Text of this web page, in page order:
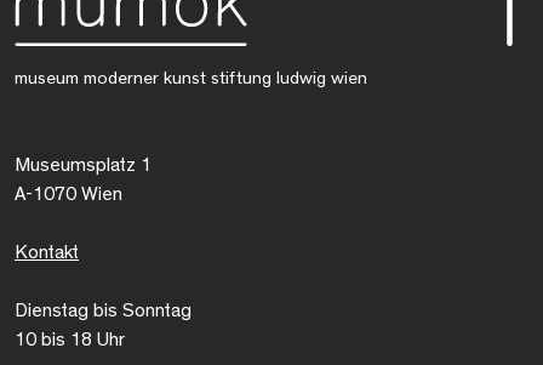
museum moderner kunst stiftung ludwig wien
Museumsplatz 1
A-1070 Wien
Kontakt
Dienstag bis Sonntag
10 bis 18 Uhr